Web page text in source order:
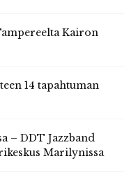
Kairon
14 tapahtuman
– DDT Jazzband
Marilynissa